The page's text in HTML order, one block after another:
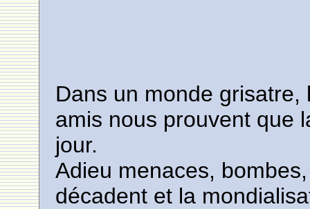
Dans un monde
amis nous prouvent que
jour.
Adieu menaces,
décadent et la